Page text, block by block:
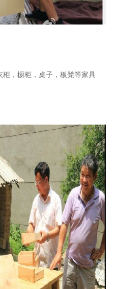
，橱柜，桌子，板凳等家具